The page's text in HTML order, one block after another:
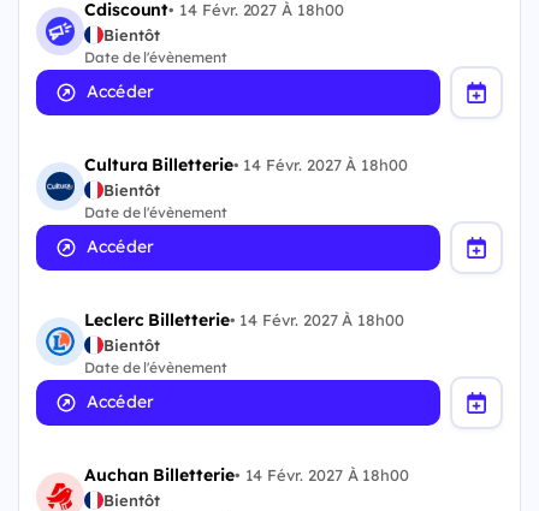
Cdiscount• 14 Févr. 2027 À 18h00
Bientôt
Date de l'évènement
Accéder
Cultura Billetterie• 14 Févr. 2027 À 18h00
Bientôt
Date de l'évènement
Accéder
Leclerc Billetterie• 14 Févr. 2027 À 18h00
Bientôt
Date de l'évènement
Accéder
Auchan Billetterie• 14 Févr. 2027 À 18h00
Bientôt